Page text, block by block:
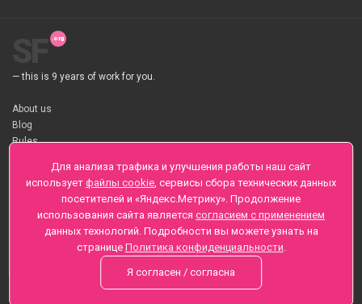
— this is 9 years of work for you.
About us
Blog
Rules
About flower Delivery
Payment
Telegramm
Sankt-Peterburg, Zaozernaya 6
+7 (812) 425-01-16
Questions? Call 24 hours
Для анализа трафика и улучшения работы наш сайт
использует файлы cookie, сервисы сбора технических данных
посетителей и «Яндекс.Метрику». Продолжение
использования сайта является согласием с применением
данных технологий. Подробности вы можете узнать на
странице Политика конфиденциальности.
Я согласен / согласна